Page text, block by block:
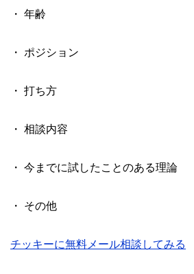
・ 年齢
・ ポジション
・ 打ち方
・ 相談内容
・ 今までに試したことのある理論
・ その他
チッキーに無料メール相談してみる